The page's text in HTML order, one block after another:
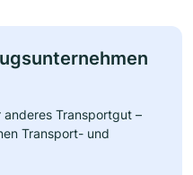
Transportgut –
Transport- und